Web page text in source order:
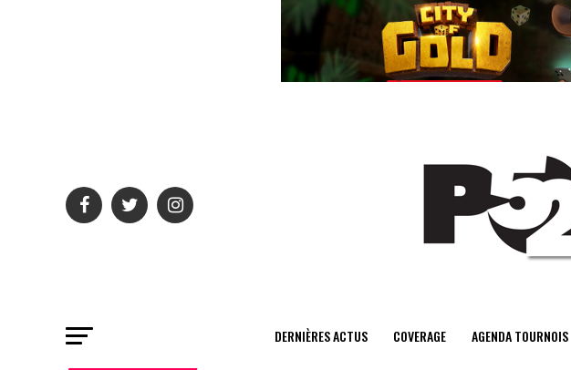
DERNIÈRES ACTUS COVERAGE AGENDA TOURNOIS